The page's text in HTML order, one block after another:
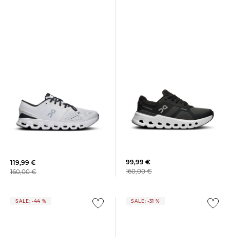
119,99 €
160,00 €
99,99 €
160,00 €
SALE: -44 % SALE: -31 %